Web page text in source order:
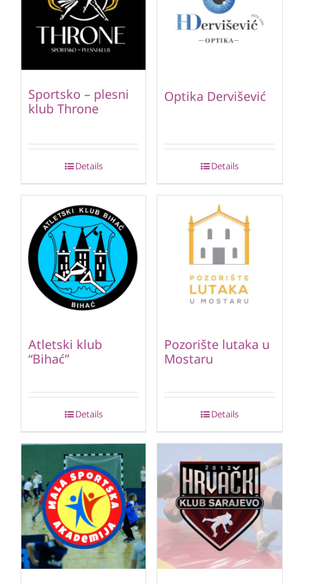
Sportsko – plesni
klub Throne
Details
Optika Dervišević
Details
Atletski klub
“Bihać”
Details
Pozorište lutaka u
Mostaru
Details